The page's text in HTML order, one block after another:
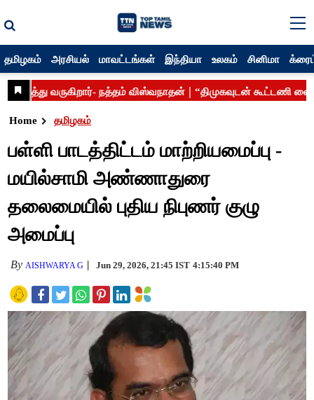
தமிழகம் அரசியல் மாவட்டங்கள் இந்தியா உலகம் சினிமா
Home தமிழகம்
பள்ளி பாடத்திட்டம் மாற்றியமைப்பு -
மயில்சாமி அண்ணாதுரை
தலைமையில் புதிய நிபுணர் குழு
அமைப்பு
By AISHWARYA G Jun 29, 2026, 21:45 IST 4:15:40 PM